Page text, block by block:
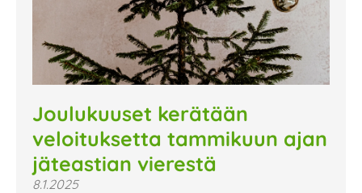
Joulukuuset kerätään
veloituksetta tammikuun ajan
jäteastian vierestä
8.1.2025